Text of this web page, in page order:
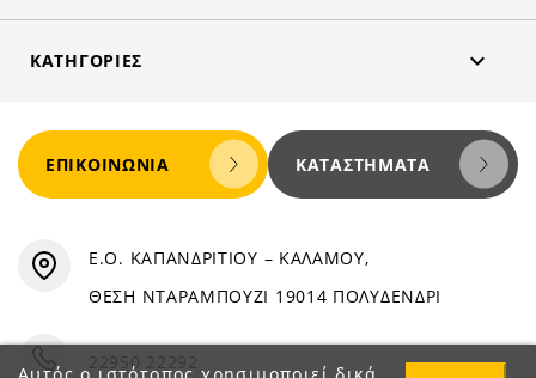
ΚΑΤΗΓΟΡΊΕΣ 
ΕΠΙΚΟΙΝΩΝΊΑ ΚΑΤΑΣΤΉΜΑΤΑ
Ε.Ο. ΚΑΠΑΝΔΡΙΤΙΟΥ – ΚΑΛΑΜΟΥ,
ΘΕΣΗ ΝΤΑΡΑΜΠΟΥΖΙ 19014 ΠΟΛΥΔΕΝΔΡΙ
22950 22292